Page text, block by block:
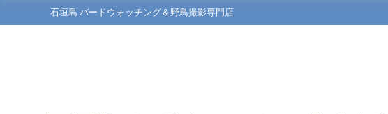
石垣島 バードウォッチング＆野鳥撮影専門店